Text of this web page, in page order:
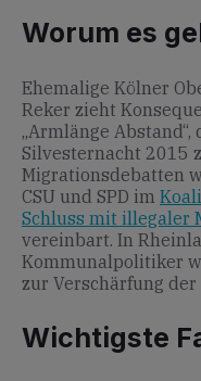
Worum es
Ehemalige Kölner
Reker zieht
„Armlänge
Silvesternacht 2015
Migrationsdebatten
CSU und SPD im
Schluss mit illegaler
vereinbart. In
Kommunalpolitiker
zur Verschärfung der
Wichtigste